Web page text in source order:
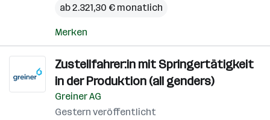
ab 2.321,30 € monatlich
Merken
Zustellfahrer:in mit Springertätigkeit
in der Produktion (all genders)
Greiner AG
Gestern veröffentlicht